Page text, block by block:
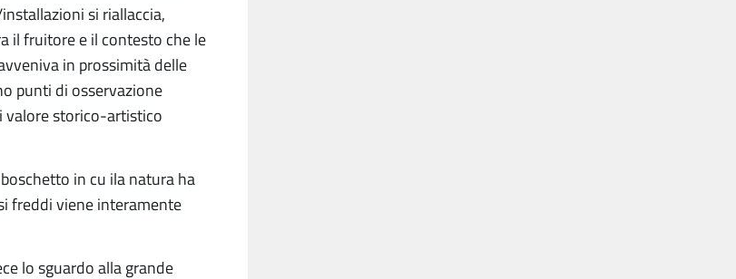
si riallaccia,
il fruitore e il contesto che le
in prossimità delle
punti di osservazione
valore storico-artistico
in cu ila natura ha
freddi viene interamente
lo sguardo alla grande